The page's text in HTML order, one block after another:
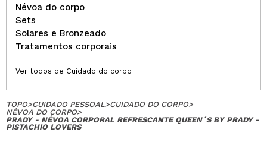
Névoa do corpo
Sets
Solares e Bronzeado
Tratamentos corporais
Ver todos de Cuidado do corpo
TOPO>CUIDADO PESSOAL>CUIDADO DO CORPO>
NÉVOA DO CORPO>
PRADY - NÉVOA CORPORAL REFRESCANTE QUEEN´S BY PRADY -
PISTACHIO LOVERS